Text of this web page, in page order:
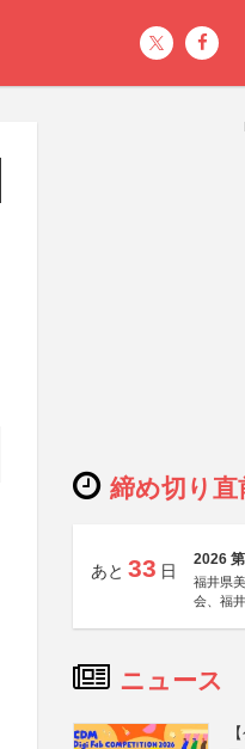
締め切り直
あと 33 日
2026
福井県
会、福
ニュース